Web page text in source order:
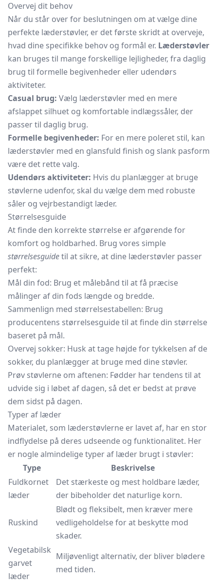
Overvej dit behov
Når du står over for beslutningen om at vælge dine
perfekte læderstøvler, er det første skridt at overveje,
hvad dine specifikke behov og formål er. Læderstøvler
kan bruges til mange forskellige lejligheder, fra daglig
brug til formelle begivenheder eller udendørs
aktiviteter.
Casual brug: Vælg læderstøvler med en mere
afslappet silhuet og komfortable indlægssåler, der
passer til daglig brug.
Formelle begivenheder: For en mere poleret stil, kan
læderstøvler med en glansfuld finish og slank pasform
være det rette valg.
Udendørs aktiviteter: Hvis du planlægger at bruge
støvlerne udenfor, skal du vælge dem med robuste
såler og vejrbestandigt læder.
Størrelsesguide
At finde den korrekte størrelse er afgørende for
komfort og holdbarhed. Brug vores simple
størrelsesguidetil at sikre, at dine læderstøvler passer
perfekt:
Mål din fod: Brug et målebånd til at få præcise
målinger af din fods længde og bredde.
Sammenlign med størrelsestabellen: Brug
producentens størrelsesguide til at finde din størrelse
baseret på mål.
Overvej sokker: Husk at tage højde for tykkelsen af de
sokker, du planlægger at bruge med dine støvler.
Prøv støvlerne om aftenen: Fødder har tendens til at
udvide sig i løbet af dagen, så det er bedst at prøve
dem sidst på dagen.
Typer af læder
Materialet, som læderstøvlerne er lavet af, har en stor
indflydelse på deres udseende og funktionalitet. Her
er nogle almindelige typer af læder brugt i støvler:
Type
Beskrivelse
Fuldkornet
læder
Det stærkeste og mest holdbare læder,
der bibeholder det naturlige korn.
Ruskind
Blødt og fleksibelt, men kræver mere
vedligeholdelse for at beskytte mod
skader.
Vegetabilsk
garvet
læder
Miljøvenligt alternativ, der bliver blødere
med tiden.